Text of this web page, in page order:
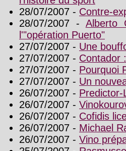
28/07/2007 - Contre-
28/07/2007 - Alberto
l'"opération Puerto"
27/07/2007 - Une
27/07/2007 - Contador
27/07/2007 - Pourquoi
27/07/2007 - Un
26/07/2007 -
26/07/2007 -
26/07/2007 - Cofidis
26/07/2007 - Michael
26/07/2007 - Vino